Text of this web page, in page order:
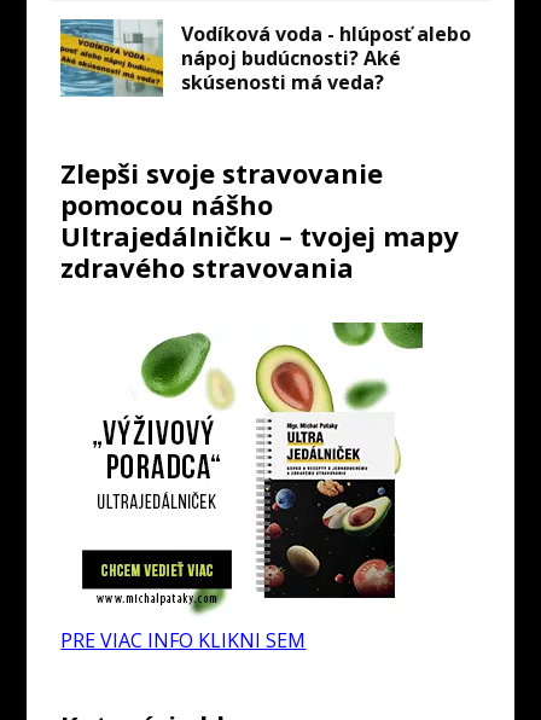
Vodíková voda - hlúposť alebo
nápoj budúcnosti? Aké
skúsenosti má veda?
Zlepši svoje stravovanie
pomocou nášho
Ultrajedálničku – tvojej mapy
zdravého stravovania
PRE VIAC INFO KLIKNI SEM